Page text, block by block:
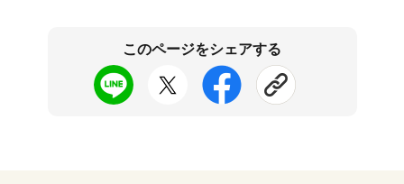
このページをシェアする